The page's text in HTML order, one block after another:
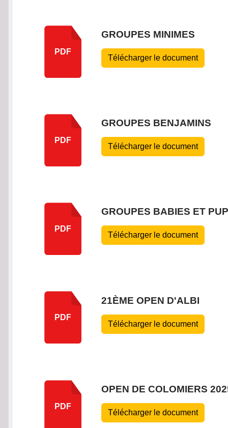
PDF
GROUPES MINIMES
Télécharger le document
PDF
GROUPES BENJAMINS
Télécharger le document
PDF
GROUPES BABIES ET
Télécharger le document
PDF
21ÈME OPEN D'ALBI
Télécharger le document
PDF
OPEN DE COLOMIERS
Télécharger le document